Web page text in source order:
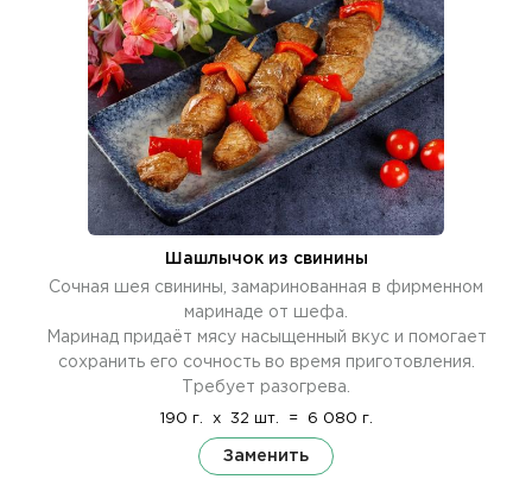
Шашлычок из свинины
Сочная шея свинины, замаринованная в фирменном
маринаде от шефа.
Маринад придаёт мясу насыщенный вкус и помогает
сохранить его сочность во время приготовления.
Требует разогрева.
190 г. x 32 шт. = 6 080 г.
Заменить